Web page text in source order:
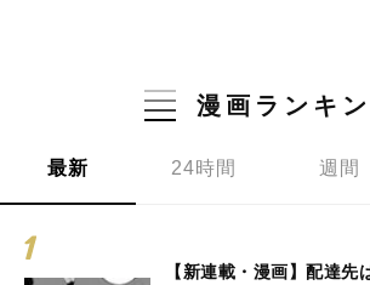
漫画ランキ
最新 24時間 週間
【新連載・漫画】配達先